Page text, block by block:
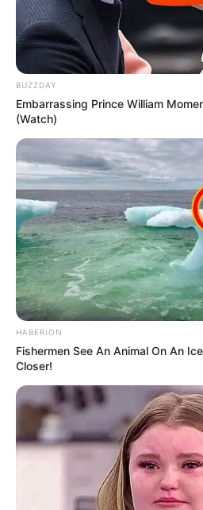
BUZZDAY
Embarrassing Prince William
(Watch)
HABERION
Fishermen See An Animal On An
Closer!